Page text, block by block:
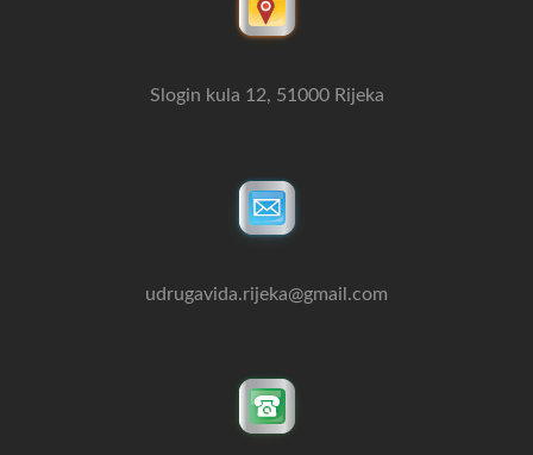
Slogin kula 12, 51000 Rijeka
udrugavida.rijeka@gmail.com